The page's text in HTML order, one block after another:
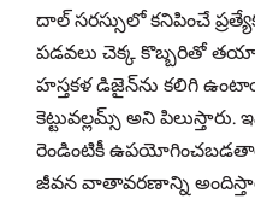
దాల్ సరస్సులో కనిపించే
పడవలు చెక్క కొబ్బరితో
హస్తకళ డిజైన్‌ను కలిగి
కెట్టువల్లమ్స్ అని
రెండింటికీ
జీవన వాతావరణాన్ని